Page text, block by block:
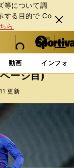
等について調
する⽬的で Co
ら
閉じ
る
web Sportiva (webスポルティーバ)
検索
マイペ
ー
ジ
メニュ
動画 インフォ
コラムフォト
ージ目)
更新